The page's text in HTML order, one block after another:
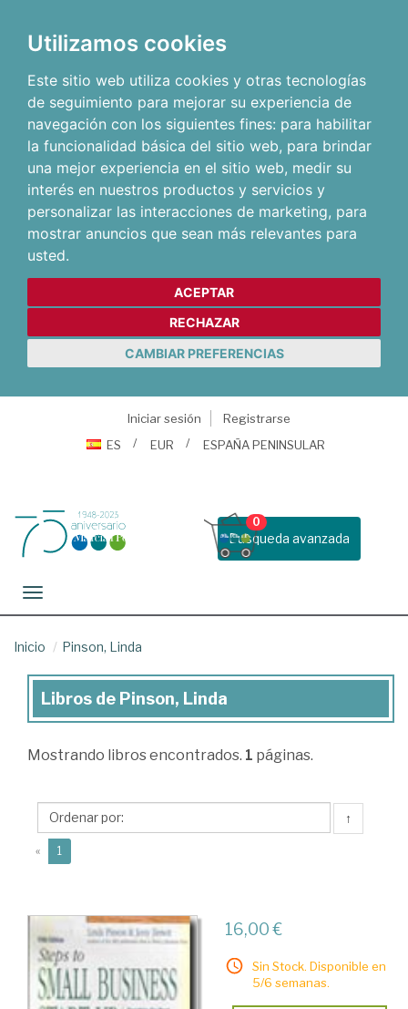
Utilizamos cookies
Este sitio web utiliza cookies y otras tecnologías
de seguimiento para mejorar su experiencia de
navegación con los siguientes fines: para habilitar
la funcionalidad básica del sitio web, para brindar
una mejor experiencia en el sitio web, medir su
interés en nuestros productos y servicios y
personalizar las interacciones de marketing, para
mostrar anuncios que sean más relevantes para
usted.
ACEPTAR
RECHAZAR
CAMBIAR PREFERENCIAS
Iniciar sesión
Registrarse
ES
EUR ESPAÑA PENINSULAR
Busqueda avanzada
0
Toggle navigation
Inicio Pinson, Linda
Libros
Pinson,
Libros de Pinson, Linda
Mostrando libros encontrados. 1 páginas.
↑
« 1
16,00 €
Sin Stock. Disponible en
5/6 semanas.